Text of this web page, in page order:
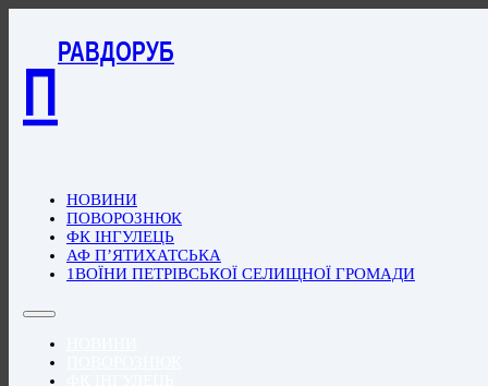
П
РАВДОРУБ
НОВИНИ
ПОВОРОЗНЮК
ФК ІНГУЛЕЦЬ
АФ П’ЯТИХАТСЬКА
1ВОЇНИ ПЕТРІВСЬКОЇ СЕЛИЩНОЇ ГРОМАДИ